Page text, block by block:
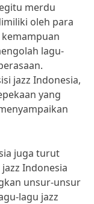
merdu
oleh para
lagu-
jazz Indonesia,
yang
juga turut
Indonesia
unsur-unsur
lagu jazz